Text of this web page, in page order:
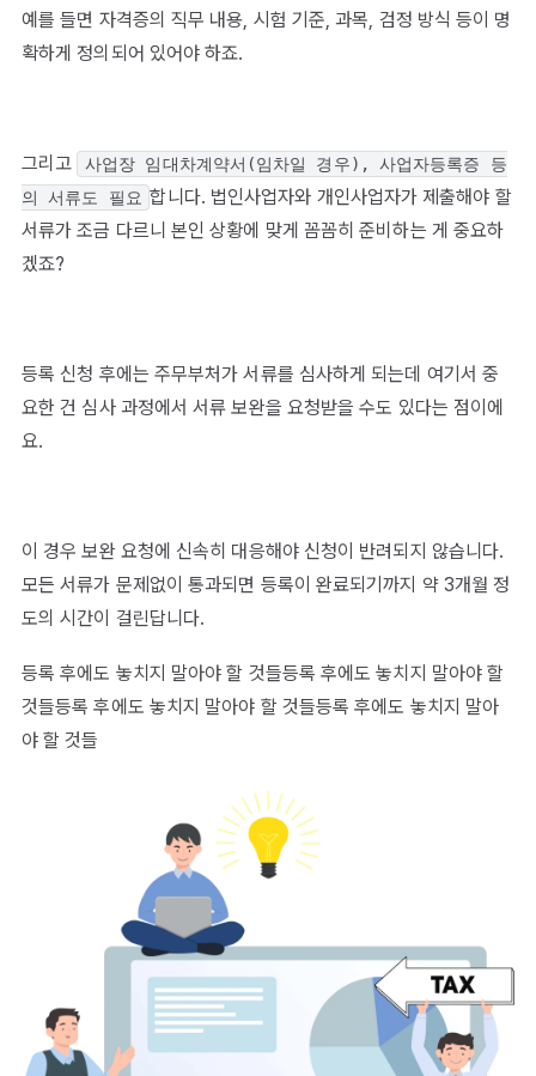
예를 들면 자격증의 직무 내용, 시험 기준, 과목, 검정 방식 등이 명
확하게 정의되어 있어야 하죠.
그리고
사업장 임대차계약서(임차일 경우), 사업자등록증 등
의 서류도 필요 합니다. 법인사업자와 개인사업자가 제출해야 할
서류가 조금 다르니 본인 상황에 맞게 꼼꼼히 준비하는 게 중요하
겠죠?
등록 신청 후에는 주무부처가 서류를 심사하게 되는데 여기서 중
요한 건 심사 과정에서 서류 보완을 요청받을 수도 있다는 점이에
요.
이 경우 보완 요청에 신속히 대응해야 신청이 반려되지 않습니다.
모든 서류가 문제없이 통과되면 등록이 완료되기까지 약 3개월 정
도의 시간이 걸린답니다.
등록 후에도 놓치지 말아야 할 것들등록 후에도 놓치지 말아야 할
것들등록 후에도 놓치지 말아야 할 것들등록 후에도 놓치지 말아
야 할 것들